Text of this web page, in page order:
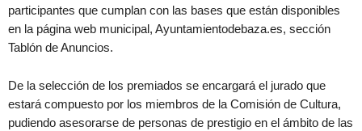
participantes que cumplan con las bases que están disponibles
en la página web municipal, Ayuntamientodebaza.es, sección
Tablón de Anuncios.
De la selección de los premiados se encargará el jurado que
estará compuesto por los miembros de la Comisión de Cultura,
pudiendo asesorarse de personas de prestigio en el ámbito de las